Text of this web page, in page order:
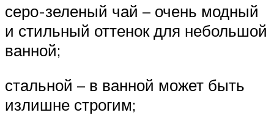
серо-зеленый чай – очень модный
и стильный оттенок для небольшой
ванной;
стальной – в ванной может быть
излишне строгим;